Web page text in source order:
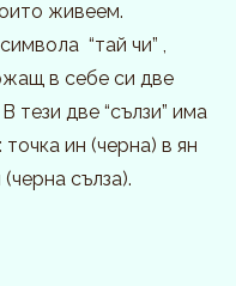
живеем.
“тай чи” ,
в себе си две
тези две “сълзи” има
ин (черна) в ян
сълза).